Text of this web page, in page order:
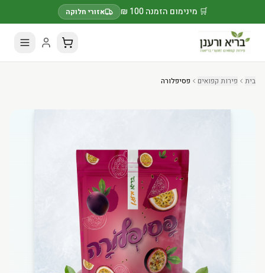
🛒 מינימום הזמנה 100 ₪ אזורי חלוקה
בית פירות קפואים פסיפלורה